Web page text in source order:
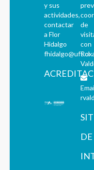
y sus
actividades,
contactar
a Flor
Hidalgo
fhidalgo@uft.cl
de
con
DE